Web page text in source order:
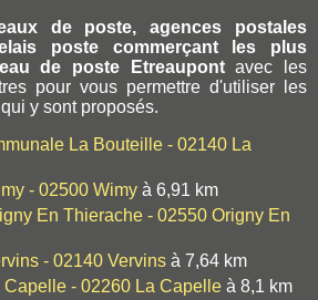
de poste, agences postales
poste commerçant les plus
de poste Etreaupontavec les
pour vous permettre d'utiliser les
y sont proposés.
La Bouteille - 02140 La
- 02500 Wimy à 6,91 km
En Thierache - 02550 Origny En
- 02140 Vervins à 7,64 km
Capelle - 02260 La Capelle à 8,1 km